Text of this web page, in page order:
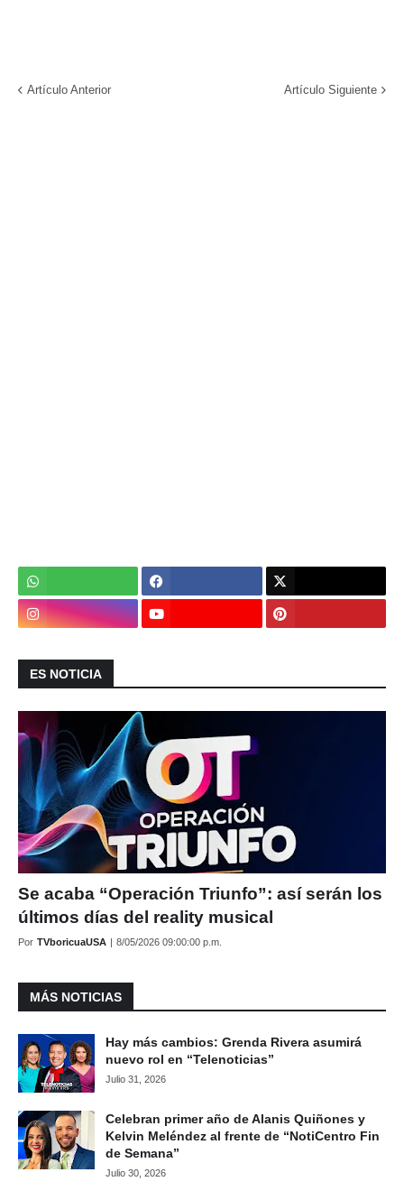
Artículo Anterior Artículo Siguiente
ES NOTICIA
Se acaba “Operación Triunfo”: así serán los
últimos días del reality musical
Por TVboricuaUSA 8/05/2026 09:00:00 p.m.
MÁS NOTICIAS
Hay más cambios: Grenda Rivera asumirá
nuevo rol en “Telenoticias”
Julio 31, 2026
Celebran primer año de Alanis Quiñones y
Kelvin Meléndez al frente de “NotiCentro Fin
de Semana”
Julio 30, 2026